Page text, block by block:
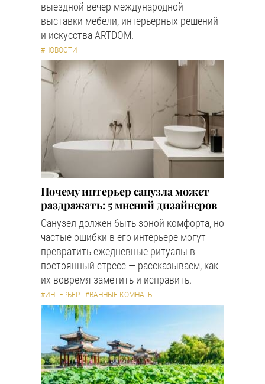
выездной вечер международной
выставки мебели, интерьерных решений
и искусства ARTDOM.
#НОВОСТИ
Почему интерьер санузла может
раздражать: 5 мнений дизайнеров
Санузел должен быть зоной комфорта, но
частые ошибки в его интерьере могут
превратить ежедневные ритуалы в
постоянный стресс — рассказываем, как
их вовремя заметить и исправить.
#ИНТЕРЬЕР #ВАННЫЕ КОМНАТЫ